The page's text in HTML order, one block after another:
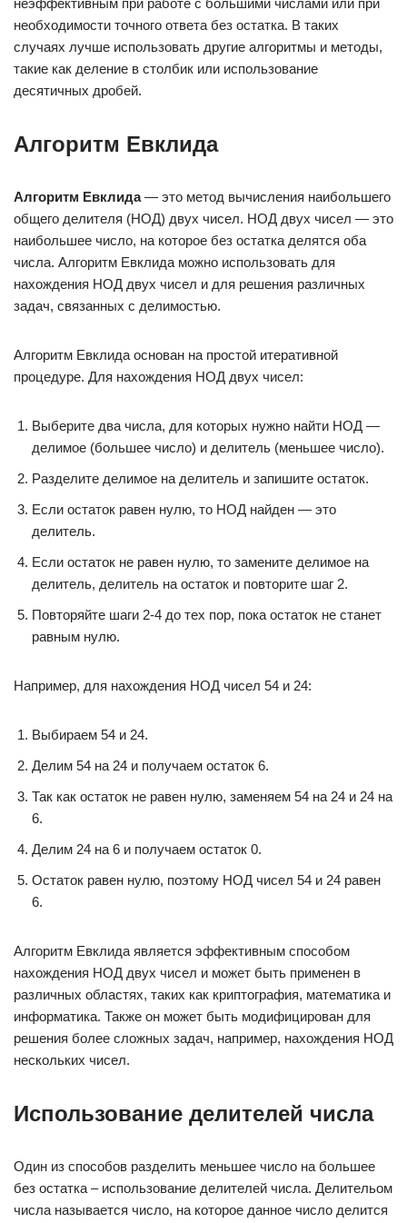
неэффективным при работе с большими числами или при
необходимости точного ответа без остатка. В таких
случаях лучше использовать другие алгоритмы и методы,
такие как деление в столбик или использование
десятичных дробей.
Алгоритм Евклида
Алгоритм Евклида— это метод вычисления наибольшего
общего делителя (НОД) двух чисел. НОД двух чисел — это
наибольшее число, на которое без остатка делятся оба
числа. Алгоритм Евклида можно использовать для
нахождения НОД двух чисел и для решения различных
задач, связанных с делимостью.
Алгоритм Евклида основан на простой итеративной
процедуре. Для нахождения НОД двух чисел:
Выберите два числа, для которых нужно найти НОД —
делимое (большее число) и делитель (меньшее число).
Разделите делимое на делитель и запишите остаток.
Если остаток равен нулю, то НОД найден — это
делитель.
Если остаток не равен нулю, то замените делимое на
делитель, делитель на остаток и повторите шаг 2.
Повторяйте шаги 2-4 до тех пор, пока остаток не станет
равным нулю.
Например, для нахождения НОД чисел 54 и 24:
Выбираем 54 и 24.
Делим 54 на 24 и получаем остаток 6.
Так как остаток не равен нулю, заменяем 54 на 24 и 24 на
6.
Делим 24 на 6 и получаем остаток 0.
Остаток равен нулю, поэтому НОД чисел 54 и 24 равен
6.
Алгоритм Евклида является эффективным способом
нахождения НОД двух чисел и может быть применен в
различных областях, таких как криптография, математика и
информатика. Также он может быть модифицирован для
решения более сложных задач, например, нахождения НОД
нескольких чисел.
Использование делителей числа
Один из способов разделить меньшее число на большее
без остатка – использование делителей числа. Делительом
числа называется число, на которое данное число делится